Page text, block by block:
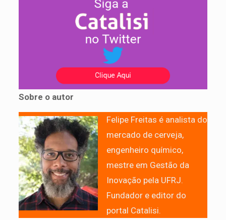
Sobre o autor
Felipe Freitas é analista do
mercado de cerveja,
engenheiro químico,
mestre em Gestão da
Inovação pela UFRJ.
Fundador e editor do
portal Catalisi.